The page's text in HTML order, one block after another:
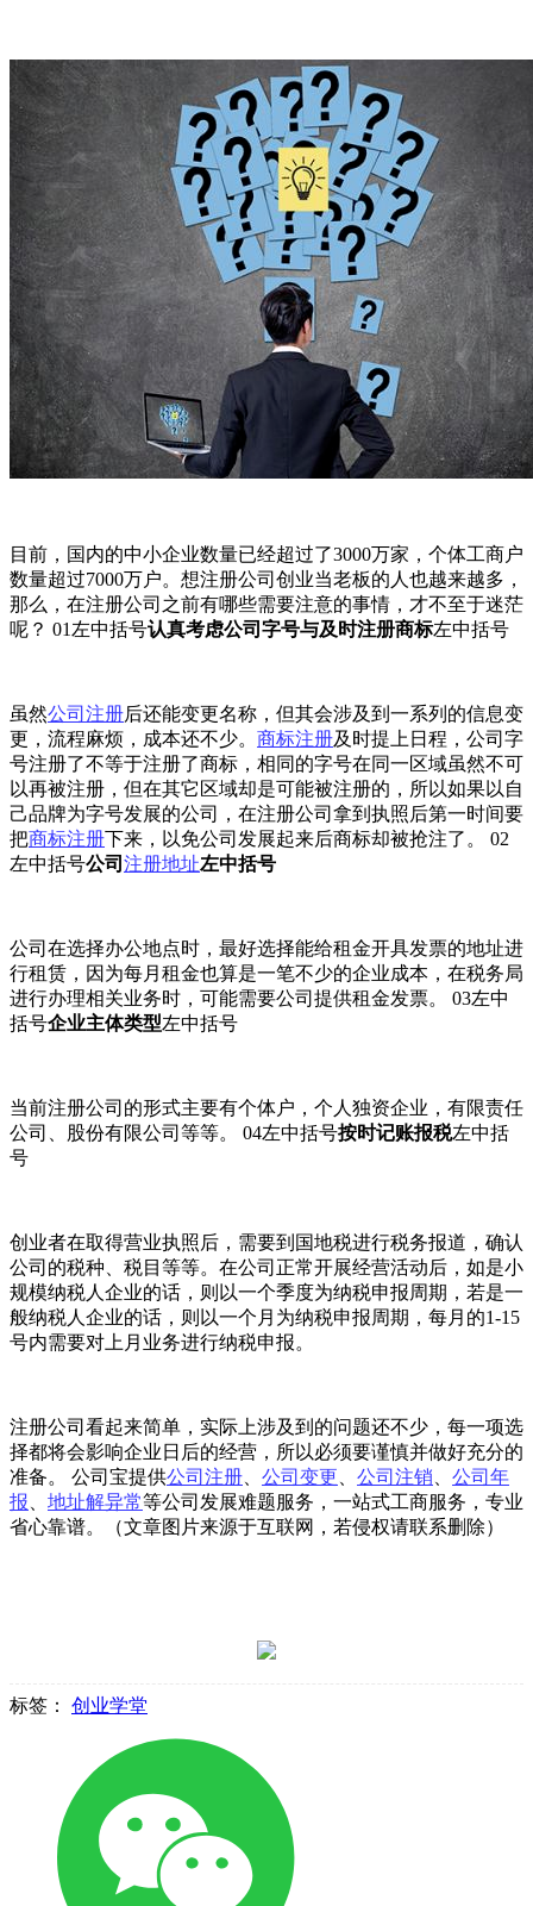
目前，国内的中小企业数量已经超过了3000万家，个体工商户
数量超过7000万户。想注册公司创业当老板的人也越来越多，
那么，在注册公司之前有哪些需要注意的事情，才不至于迷茫
呢？ 01左中括号认真考虑公司字号与及时注册商标左中括号
虽然公司注册后还能变更名称，但其会涉及到一系列的信息变
更，流程麻烦，成本还不少。 商标注册及时提上日程，公司字
号注册了不等于注册了商标，相同的字号在同一区域虽然不可
以再被注册，但在其它区域却是可能被注册的，所以如果以自
己品牌为字号发展的公司，在注册公司拿到执照后第一时间要
把商标注册下来，以免公司发展起来后商标却被抢注了。 02
左中括号公司 注册地址左中括号
公司在选择办公地点时，最好选择能给租金开具发票的地址进
行租赁，因为每月租金也算是一笔不少的企业成本，在税务局
进行办理相关业务时，可能需要公司提供租金发票。 03左中
括号企业主体类型左中括号
当前注册公司的形式主要有个体户，个人独资企业，有限责任
公司、股份有限公司等等。 04左中括号按时记账报税左中括
号
创业者在取得营业执照后，需要到国地税进行税务报道，确认
公司的税种、税目等等。在公司正常开展经营活动后，如是小
规模纳税人企业的话，则以一个季度为纳税申报周期，若是一
般纳税人企业的话，则以一个月为纳税申报周期，每月的1-15
号内需要对上月业务进行纳税申报。
注册公司看起来简单，实际上涉及到的问题还不少，每一项选
择都将会影响企业日后的经营，所以必须要谨慎并做好充分的
准备。 公司宝提供公司注册 公司变更 公司注销
公司年
报
地址解异常等公司发展难题服务，一站式工商服务，专业
省心靠谱。（文章图片来源于互联网，若侵权请联系删除）
标签： 创业学堂